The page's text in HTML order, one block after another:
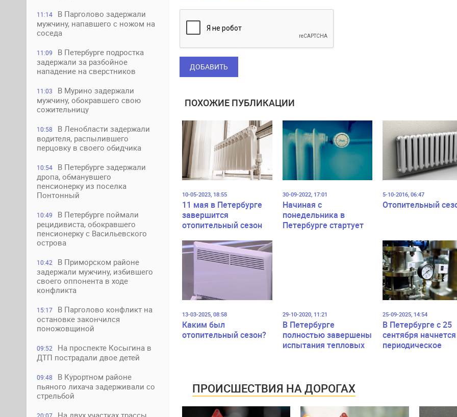
11:14
В Парголово задержали
мужчину, напавшего с ножом на
соседа
11:09
В Петербурге подростка
задержали за разбойное
нападение на сверстников
11:03
В Мурино задержали
мужчину, обокравшего свою
сожительницу
10:58
В Ленобласти задержали
водителя, распылившего
перцовку в своего обидчика
10:54
В Петербурге задержали
дропа, обманувшего
пенсионерку из поселка
Понтонный
10:49
В Петербурге поймали
рецидивиста, обокравшего
пенсионерку с Васильевского
острова
10:42
В Приморском районе
задержали мужчину, избившего
своего оппонента в ходе
конфликта
15:17
В Парголово конфликт на
остановке закончился
поножовщиной
09:52
На проспекте Косыгина в
ДТП пострадали двое детей
09:48
В Курортном районе
пьяного лихача задерживали со
стрельбой
На двух участках трассы
ДОБАВИТЬ
ПОХОЖИЕ ПУБЛИКАЦИИ
10-05-2023, 18:55
11 мая в Петербурге
завершится
отопительный сезон
30-09-2022, 17:01
Начиная с
понедельника в
Петербурге стартует
5-10-2016, 06:47
Отопительный
13-03-2025, 08:58
Каким был
отопительный сезон?
29-10-2020, 11:21
В Петербурге
полностью завершены
испытания тепловых
25-09-2025, 14:54
В Петербурге с 25
сентября начнется
периодическое
ПРОИСШЕСТВИЯ НА ДОРОГАХ